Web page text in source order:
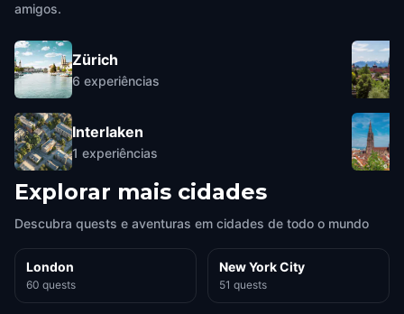
amigos.
Zürich
6 experiências
Interlaken
1 experiências
Explorar mais cidades
Descubra quests e aventuras em cidades de todo o mundo
London
60 quests
New York City
51 quests